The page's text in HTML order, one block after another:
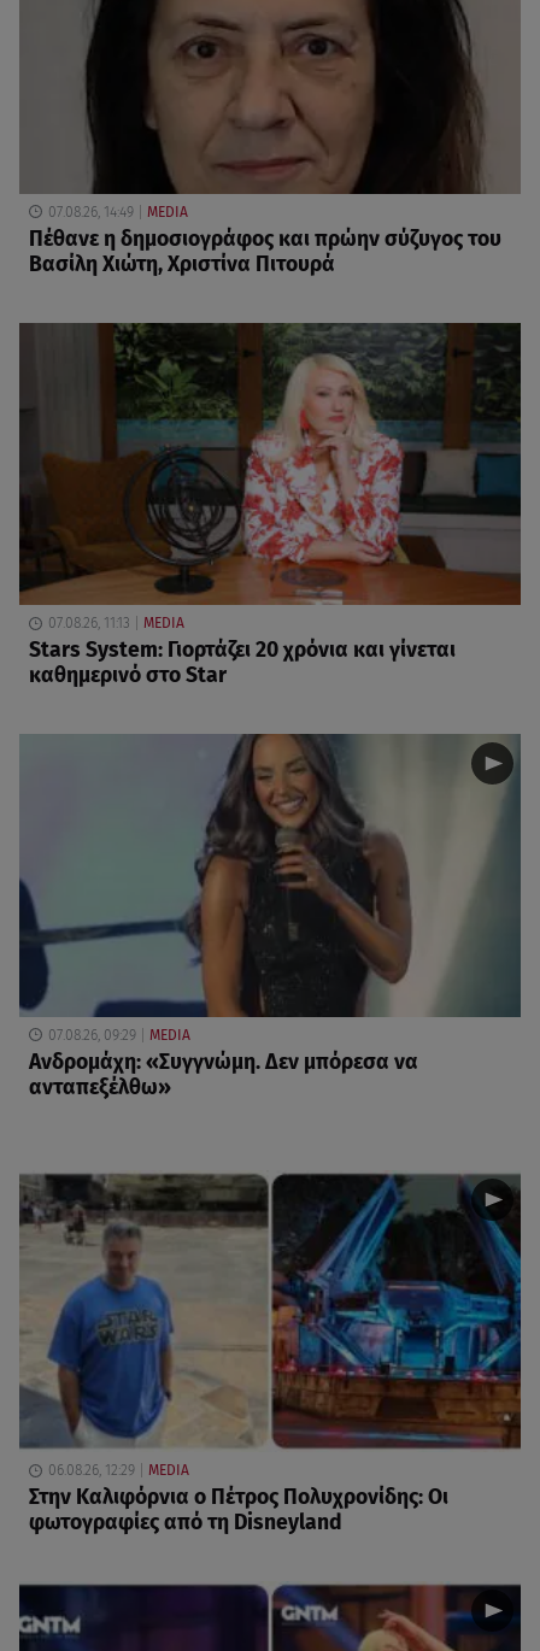
07.08.26, 14:49 MEDIA
Πέθανε η δημοσιογράφος και πρώην σύζυγος του
Βασίλη Χιώτη, Χριστίνα Πιτουρά
07.08.26, 11:13 MEDIA
Stars System: Γιορτάζει 20 χρόνια και γίνεται
καθημερινό στο Star
07.08.26, 09:29 MEDIA
Ανδρομάχη: «Συγγνώμη. Δεν μπόρεσα να
ανταπεξέλθω»
06.08.26, 12:29 MEDIA
Στην Καλιφόρνια ο Πέτρος Πολυχρονίδης: Οι
φωτογραφίες από τη Disneyland